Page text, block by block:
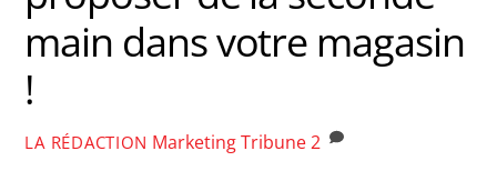
main dans votre magasin
!
LA RÉDACTION MarketingTribune2